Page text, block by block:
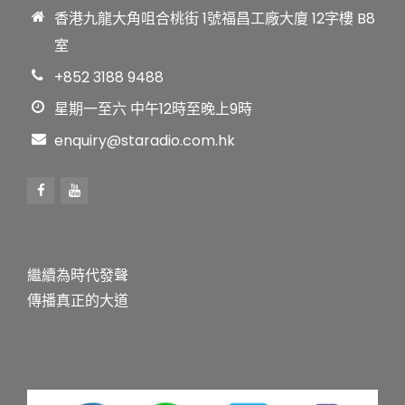
香港九龍大角咀合桃街 1號福昌工廠大廈 12字樓 B8
室
+852 3188 9488
星期一至六 中午12時至晚上9時
enquiry@staradio.com.hk
繼續為時代發聲
傳播真正的大道